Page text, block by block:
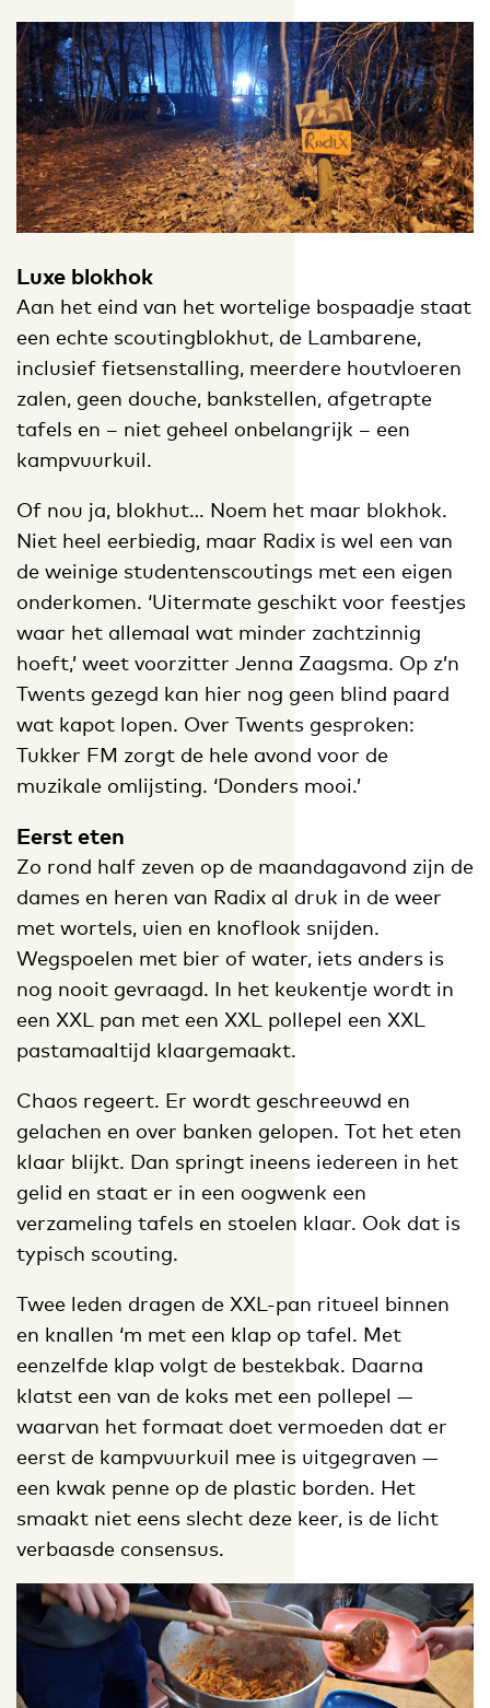
Luxe blokhok
Aan het eind van het wortelige bospaadje staat
een echte scoutingblokhut, de Lambarene,
inclusief fietsenstalling, meerdere houtvloeren
zalen, geen douche, bankstellen, afgetrapte
tafels en – niet geheel onbelangrijk – een
kampvuurkuil.
Of nou ja, blokhut… Noem het maar blokhok.
Niet heel eerbiedig, maar Radix is wel een van
de weinige studentenscoutings met een eigen
onderkomen. ‘Uitermate geschikt voor feestjes
waar het allemaal wat minder zachtzinnig
hoeft,’ weet voorzitter Jenna Zaagsma. Op z’n
Twents gezegd kan hier nog geen blind paard
wat kapot lopen. Over Twents gesproken:
Tukker FM zorgt de hele avond voor de
muzikale omlijsting. ‘Donders mooi.’
Eerst eten
Zo rond half zeven op de maandagavond zijn de
dames en heren van Radix al druk in de weer
met wortels, uien en knoflook snijden.
Wegspoelen met bier of water, iets anders is
nog nooit gevraagd. In het keukentje wordt in
een XXL pan met een XXL pollepel een XXL
pastamaaltijd klaargemaakt.
Chaos regeert. Er wordt geschreeuwd en
gelachen en over banken gelopen. Tot het eten
klaar blijkt. Dan springt ineens iedereen in het
gelid en staat er in een oogwenk een
verzameling tafels en stoelen klaar. Ook dat is
typisch scouting.
Twee leden dragen de XXL-pan ritueel binnen
en knallen ‘m met een klap op tafel. Met
eenzelfde klap volgt de bestekbak. Daarna
klatst een van de koks met een pollepel ­—
waarvan het formaat doet vermoeden dat er
eerst de kampvuurkuil mee is uitgegraven —
een kwak penne op de plastic borden. Het
smaakt niet eens slecht deze keer, is de licht
verbaasde consensus.